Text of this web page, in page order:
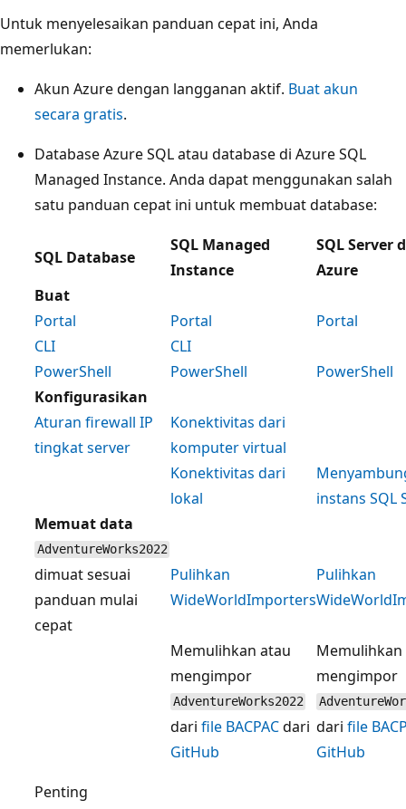
Untuk menyelesaikan panduan cepat ini, Anda
memerlukan:
Akun Azure dengan langganan aktif. Buat akun
secara gratis.
Database Azure SQL atau database di Azure SQL
Managed Instance. Anda dapat menggunakan salah
satu panduan cepat ini untuk membuat database:
SQL Database
SQL Managed
Instance
SQL Server
Azure
Buat
Portal
Portal
Portal
CLI
CLI
PowerShell
PowerShell
PowerShell
Konfigurasikan
Aturan firewall IP
tingkat server
Konektivitas dari
komputer virtual
Konektivitas dari
lokal
instans SQL
Memuat data
AdventureWorks2022
dimuat sesuai
panduan mulai
cepat
Pulihkan
WideWorldImporters
Pulihkan
Memulihkan atau
mengimpor
AdventureWorks2022
dari file BACPACdari
GitHub
Memulihkan
mengimpor
dari file
GitHub
Penting